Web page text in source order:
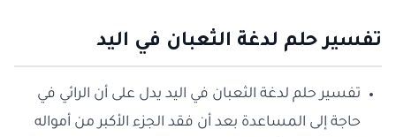
تفسير حلم لدغة الثعبان في اليد
تفسير حلم لدغة الثعبان في اليد يدل على أن الرائي في
حاجة إلى المساعدة بعد أن فقد الجزء الأكبر من أمواله